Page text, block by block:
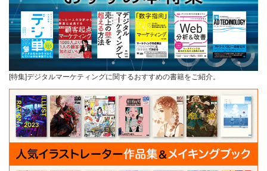
[特集]デジタルマーケティングに関するおすすめの書籍をご紹介。